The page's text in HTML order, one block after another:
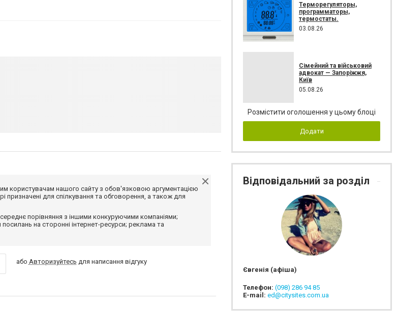
користувачам нашого сайту з обов'язковою аргументацією
для спілкування та обговорення, а також для
порівняння з іншими конкуруючими компаніями;
посилань на сторонні інтернет-ресурси; реклама та
або Авторизуйтесь для написання відгуку
Терморегуляторы,
программаторы,
термостаты.
03.08.26
Сімейний та військовий
адвокат — Запоріжжя,
Київ
05.08.26
Розмістити оголошення у цьому блоці
Додати
Відповідальний за розділ
Євгенія (афіша)
Телефон: (098) 286 94 85
E-mail: ed@citysites.com.ua